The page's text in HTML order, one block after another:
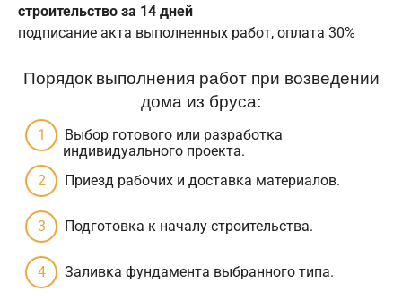
строительство за 14 дней
подписание акта выполненных работ, оплата 30%
Порядок выполнения работ при возведении
дома из бруса:
Выбор готового или разработка
индивидуального проекта.
Приезд рабочих и доставка материалов.
Подготовка к началу строительства.
Заливка фундамента выбранного типа.